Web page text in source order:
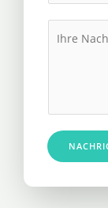
r
n
u
m
e